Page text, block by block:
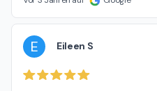
E Eileen S